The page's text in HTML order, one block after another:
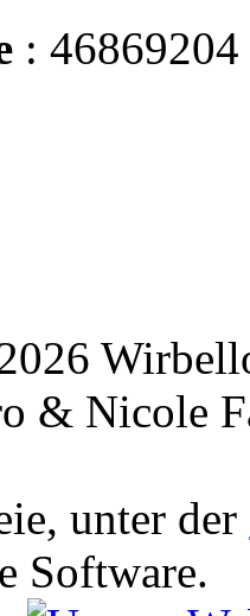
: 46869204
& Nicole
unter der
Software.